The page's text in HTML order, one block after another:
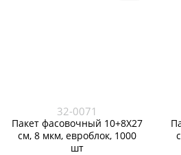
32-0071
Пакет фасовочный 10+8Х27
см, 8 мкм, евроблок, 1000
шт